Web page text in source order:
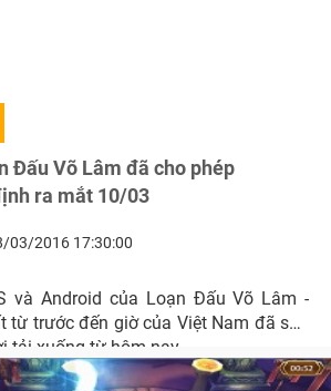
Đấu Võ Lâm đã cho phép
ra mắt 10/03
03/2016 17:30:00
và Android của Loạn Đấu Võ Lâm -
từ trước đến giờ của Việt Nam đã sẵn
tải xuống từ hôm nay.